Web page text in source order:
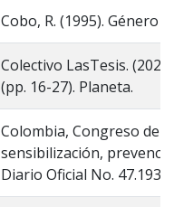
Cobo, R. (1995). Género
Colectivo LasTesis.
(pp. 16-27). Planeta.
Colombia, Congreso de
sensibilización,
Diario Oficial No. 47.193.